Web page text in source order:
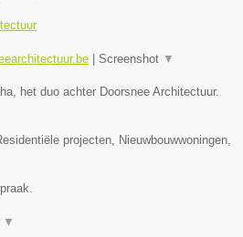
Screenshot ▼
het duo achter Doorsnee Architectuur.
projecten, Nieuwbouwwoningen,
▼